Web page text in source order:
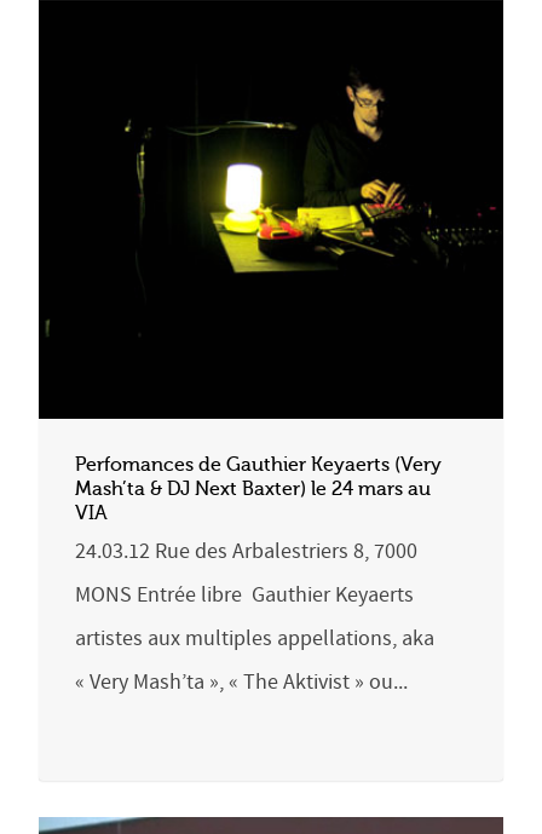
Perfomances de Gauthier Keyaerts (Very
Mash’ta & DJ Next Baxter) le 24 mars au
VIA
24.03.12 Rue des Arbalestriers 8, 7000
MONS Entrée libre Gauthier Keyaerts
artistes aux multiples appellations, aka
« Very Mash’ta », « The Aktivist » ou...